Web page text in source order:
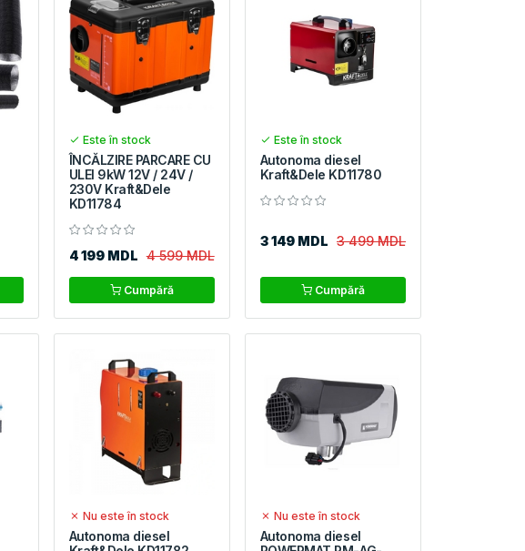
Este în stock
ÎNCĂLZIRE PARCARE CU
ULEI 9kW 12V / 24V /
230V Kraft&Dele
KD11784
4 199 MDL 4 599 MDL
Cumpără
Este în stock
Autonoma diesel
Kraft&Dele KD11780
3 149 MDL 3 499 MDL
Cumpără
Nu este în stock
Autonoma diesel
Nu este în stock
Autonoma diesel